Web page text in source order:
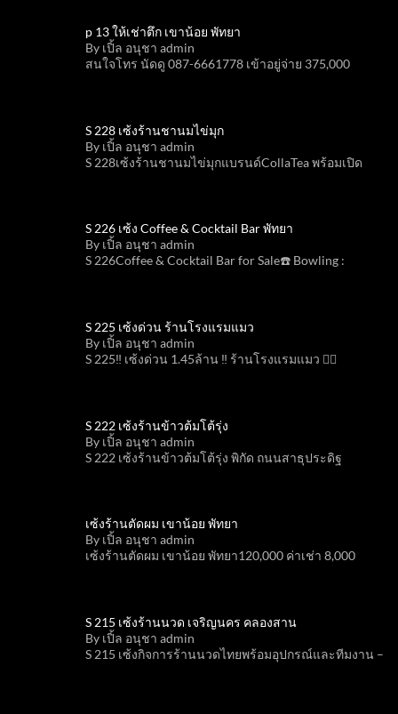
p 13 ให้เช่าตึก เขาน้อย พัทยา
By เปิ้ล อนุชา admin
สนใจโทร นัดดู 087-6661778 เข้าอยู่จ่าย 375,000
S 228 เซ้งร้านชานมไข่มุก
By เปิ้ล อนุชา admin
S 228เซ้งร้านชานมไข่มุกแบรนด์CollaTea พร้อมเปิด
S 226 เซ้ง Coffee & Cocktail Bar พัทยา
By เปิ้ล อนุชา admin
S 226Coffee & Cocktail Bar for Sale☎️ Bowling :
S 225 เซ้งด่วน ร้านโรงแรมแมว
By เปิ้ล อนุชา admin
S 225‼️ เซ้งด่วน 1.45ล้าน ‼️ ร้านโรงแรมแมว 💇‍♀️
S 222 เซ้งร้านข้าวต้มโต้รุ่ง
By เปิ้ล อนุชา admin
S 222 เซ้งร้านข้าวต้มโต้รุ่ง พิกัด ถนนสาธุประดิฐ
เซ้งร้านตัดผม เขาน้อย พัทยา
By เปิ้ล อนุชา admin
เซ้งร้านตัดผม เขาน้อย พัทยา120,000 ค่าเช่า 8,000
S 215 เซ้งร้านนวด เจริญนคร คลองสาน
By เปิ้ล อนุชา admin
S 215 เซ้งกิจการร้านนวดไทยพร้อมอุปกรณ์และทีมงาน –